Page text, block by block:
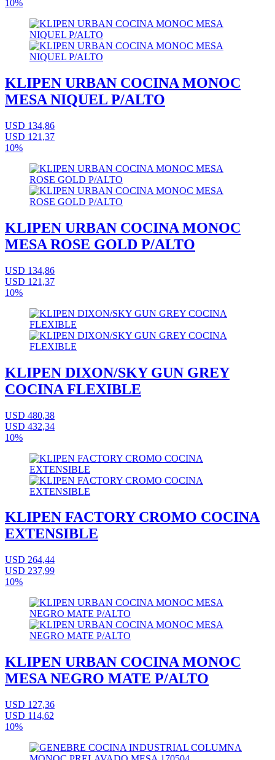
10%
KLIPEN URBAN COCINA MONOC
MESA NIQUEL P/ALTO
USD 134,86
USD 121,37
10%
KLIPEN URBAN COCINA MONOC
MESA ROSE GOLD P/ALTO
USD 134,86
USD 121,37
10%
KLIPEN DIXON/SKY GUN GREY
COCINA FLEXIBLE
USD 480,38
USD 432,34
10%
KLIPEN FACTORY CROMO COCINA
EXTENSIBLE
USD 264,44
USD 237,99
10%
KLIPEN URBAN COCINA MONOC
MESA NEGRO MATE P/ALTO
USD 127,36
USD 114,62
10%